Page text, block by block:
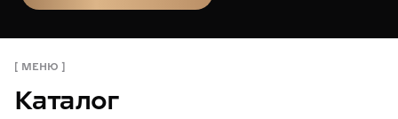
МЕНЮ
Каталог